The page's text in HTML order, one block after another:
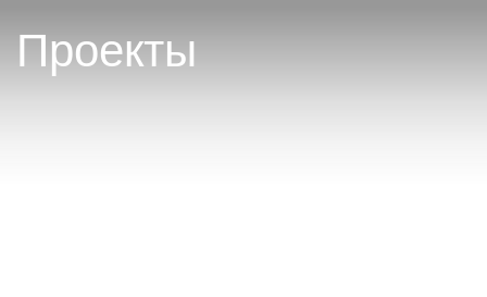
Проекты
Проекты